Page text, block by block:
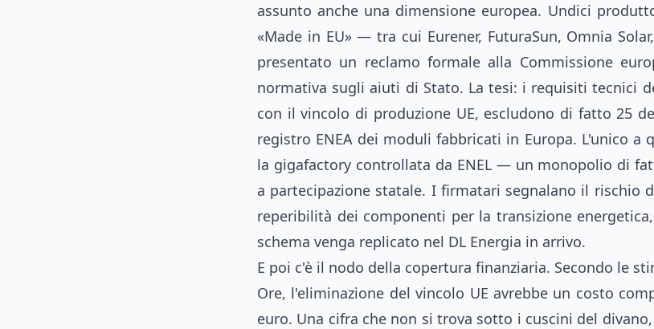
assunto anche una dimensione europea. Undici
«Made in EU» — tra cui Eurener, FuturaSun, Omnia
presentato un reclamo formale alla Commissione
normativa sugli aiuti di Stato. La tesi: i requisiti tecnici
con il vincolo di produzione UE, escludono di fatto 25
registro ENEA dei moduli fabbricati in Europa. L'unico a
la gigafactory controllata da ENEL — un monopolio di
a partecipazione statale. I firmatari segnalano il rischio
reperibilità dei componenti per la transizione
schema venga replicato nel DL Energia in arrivo.
E poi c'è il nodo della copertura finanziaria. Secondo le
Ore, l'eliminazione del vincolo UE avrebbe un costo
euro. Una cifra che non si trova sotto i cuscini del